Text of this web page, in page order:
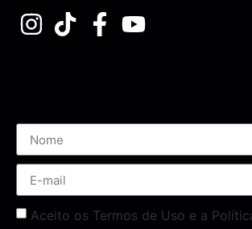
Aceito os Termos de Uso e a